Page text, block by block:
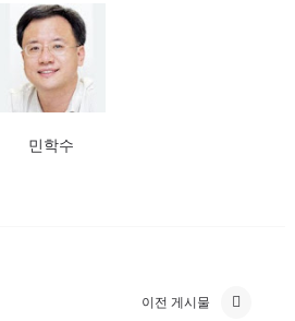
민학수
이전 게시물